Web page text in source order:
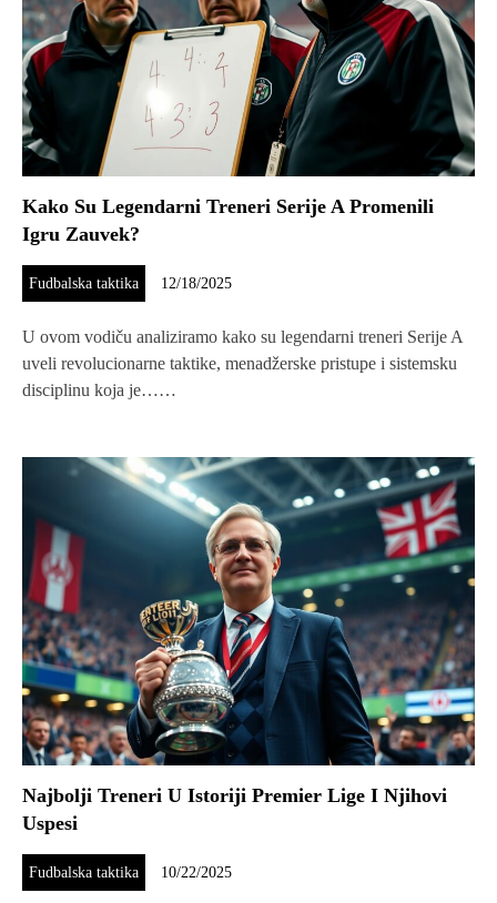
Kako Su Legendarni Treneri Serije A Promenili
Igru Zauvek?
Fudbalska taktika 12/18/2025
U ovom vodiču analiziramo kako su legendarni treneri Serije A
uveli revolucionarne taktike, menadžerske pristupe i sistemsku
disciplinu koja je……
Najbolji Treneri U Istoriji Premier Lige I Njihovi
Uspesi
Fudbalska taktika 10/22/2025